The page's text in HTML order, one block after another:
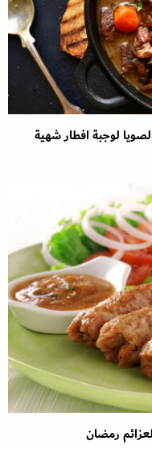
لوجبة افطار شهية
رمضان